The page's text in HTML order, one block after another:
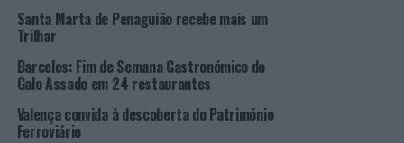
partida da Praça Marques Júnior, junto ao Centro
Em conferência de imprensa de apresentação do evento,
a mentora Manuela Machado disse esperar “poder fazer
outras tantas meias-maratonas e daqui a 25 anos atingir
Santa Marta de Penaguião recebe mais um
Trilhar
Barcelos: Fim de Semana Gastronómico do
Galo Assado em 24 restaurantes
Valença convida à descoberta do Património
Ferroviário